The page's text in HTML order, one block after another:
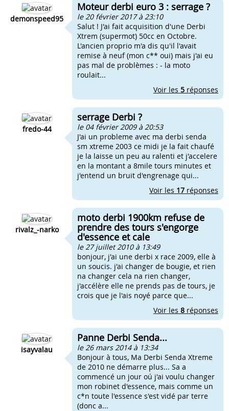
demonspeed95
Moteur derbi euro 3 : serrage ?
le 20 février 2017 à 23:10
Salut ! J'ai fait acquisition d'une Derbi
Xtrem (supermot) 50cc en Octobre.
L'ancien proprio m'a dis qu'il l'avait
remise à neuf (mon c** oui) mais j'ai eu
pas mal de problèmes : - la moto
roulait...
Voir les 5 réponses
fredo-44
serrage Derbi ?
le 04 février 2009 à 20:53
J'ai un probleme avec ma derbi senda
sm xtreme 2003 ce midi je la fait chaufé
je la laisse un peu au ralenti et j'accelere
en la montant a 8mile tours minutes et
j'entend un bruit d'engrenage qui...
Voir les 17 réponses
rivalz_-narko
moto derbi 1900km refuse de
prendre des tours s'engorge
d'essence et cale
le 27 juillet 2010 à 13:49
bonjour, j'ai une derbi x race 2009, elle à
un soucis. j'ai changer de bougie, et rien
na changer cela na rien changer,
j'accélère elle ne prends pas de tours, je
crois que je l'ais noyé parce que...
Voir les 8 réponses
isayvalau
Panne Derbi Senda...
le 26 mars 2014 à 13:34
Bonjour à tous, Ma Derbi Senda Xtreme
de 2010 ne démarre plus... Sa a
commencé un jour oú j'ai voulu changer
mon robinet d'essence, mais comme un
c*n toute l'essence s'est vidé par terre
(donc a...